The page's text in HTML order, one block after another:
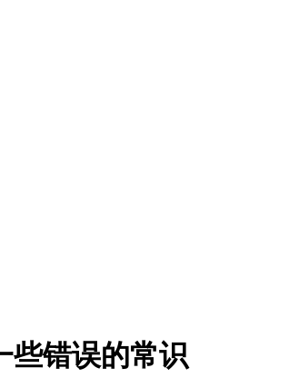
些错误的常识